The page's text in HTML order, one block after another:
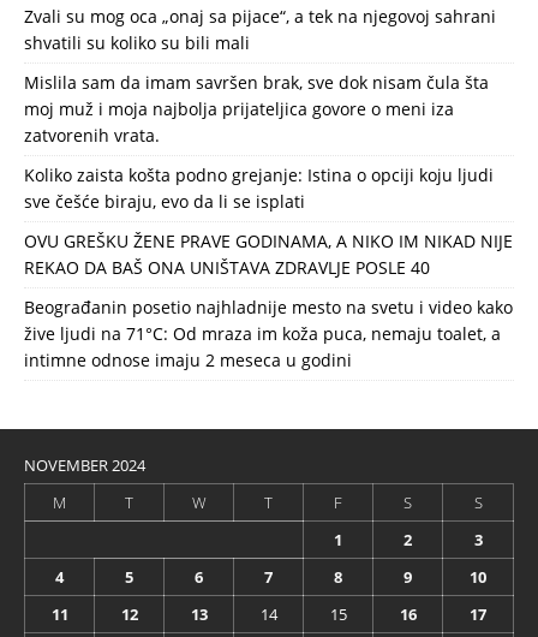
Zvali su mog oca „onaj sa pijace“, a tek na njegovoj sahrani
shvatili su koliko su bili mali
Mislila sam da imam savršen brak, sve dok nisam čula šta
moj muž i moja najbolja prijateljica govore o meni iza
zatvorenih vrata.
Koliko zaista košta podno grejanje: Istina o opciji koju ljudi
sve češće biraju, evo da li se isplati
OVU GREŠKU ŽENE PRAVE GODINAMA, A NIKO IM NIKAD NIJE
REKAO DA BAŠ ONA UNIŠTAVA ZDRAVLJE POSLE 40
Beograđanin posetio najhladnije mesto na svetu i video kako
žive ljudi na 71°C: Od mraza im koža puca, nemaju toalet, a
intimne odnose imaju 2 meseca u godini
NOVEMBER 2024
M
T W T F S
S
1
2
3
4
5 6 7 8 9
10
11
12 13 14 15 16
17